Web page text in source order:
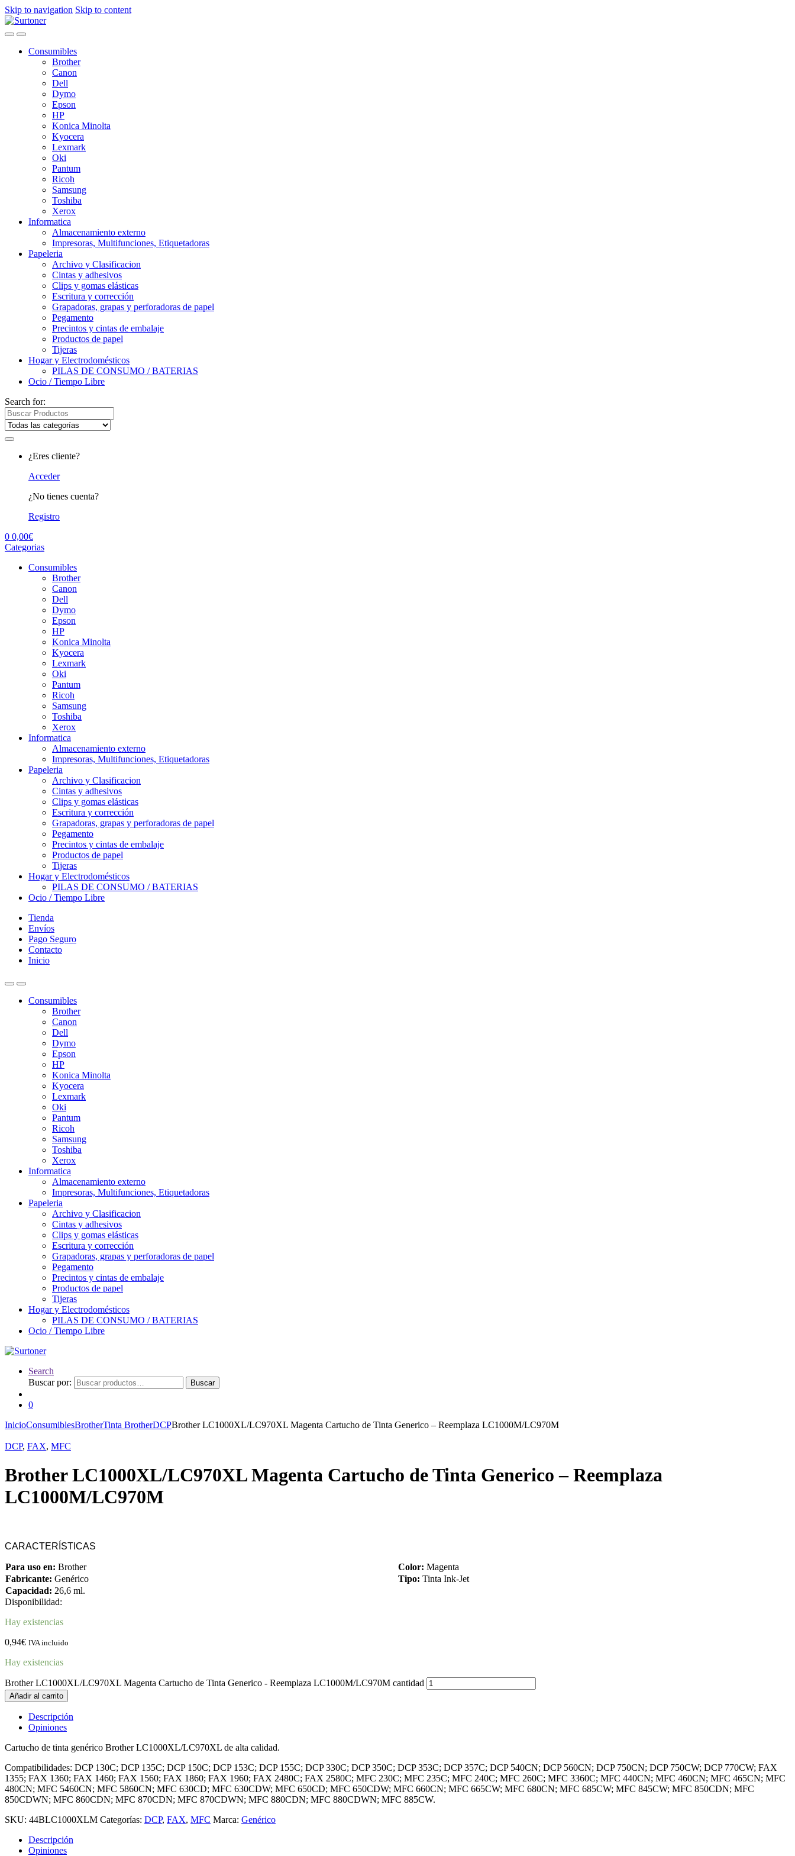
Skip to navigation Skip to content
Consumibles
Brother
Canon
Dell
Dymo
Epson
HP
Konica Minolta
Kyocera
Lexmark
Oki
Pantum
Ricoh
Samsung
Toshiba
Xerox
Informatica
Almacenamiento externo
Impresoras, Multifunciones, Etiquetadoras
Papeleria
Archivo y Clasificacion
Cintas y adhesivos
Clips y gomas elásticas
Escritura y corrección
Grapadoras, grapas y perforadoras de papel
Pegamento
Precintos y cintas de embalaje
Productos de papel
Tijeras
Hogar y Electrodomésticos
PILAS DE CONSUMO / BATERIAS
Ocio / Tiempo Libre
Search for:
¿Eres cliente?
Acceder
¿No tienes cuenta?
Registro
0 0,00€
Categorias
Consumibles
Brother
Canon
Dell
Dymo
Epson
HP
Konica Minolta
Kyocera
Lexmark
Oki
Pantum
Ricoh
Samsung
Toshiba
Xerox
Informatica
Almacenamiento externo
Impresoras, Multifunciones, Etiquetadoras
Papeleria
Archivo y Clasificacion
Cintas y adhesivos
Clips y gomas elásticas
Escritura y corrección
Grapadoras, grapas y perforadoras de papel
Pegamento
Precintos y cintas de embalaje
Productos de papel
Tijeras
Hogar y Electrodomésticos
PILAS DE CONSUMO / BATERIAS
Ocio / Tiempo Libre
Tienda
Envíos
Pago Seguro
Contacto
Inicio
Consumibles
Brother
Canon
Dell
Dymo
Epson
HP
Konica Minolta
Kyocera
Lexmark
Oki
Pantum
Ricoh
Samsung
Toshiba
Xerox
Informatica
Almacenamiento externo
Impresoras, Multifunciones, Etiquetadoras
Papeleria
Archivo y Clasificacion
Cintas y adhesivos
Clips y gomas elásticas
Escritura y corrección
Grapadoras, grapas y perforadoras de papel
Pegamento
Precintos y cintas de embalaje
Productos de papel
Tijeras
Hogar y Electrodomésticos
PILAS DE CONSUMO / BATERIAS
Ocio / Tiempo Libre
Search
Buscar por:
Buscar
0
InicioConsumiblesBrotherTinta BrotherDCPBrother LC1000XL/LC970XL Magenta Cartucho de Tinta Generico – Reemplaza LC1000M/LC970M
DCP, FAX, MFC
Brother LC1000XL/LC970XL Magenta Cartucho de Tinta Generico – Reemplaza
LC1000M/LC970M
CARACTERÍSTICAS
Para uso en: Brother Color: Magenta
Fabricante: Genérico Tipo: Tinta Ink-Jet
Capacidad: 26,6 ml.
Disponibilidad:
Hay existencias
0,94€ IVA incluido
Hay existencias
Brother LC1000XL/LC970XL Magenta Cartucho de Tinta Generico - Reemplaza LC1000M/LC970M cantidad
Añadir al carrito
Descripción
Opiniones
Cartucho de tinta genérico Brother LC1000XL/LC970XL de alta calidad.
Compatibilidades: DCP 130C; DCP 135C; DCP 150C; DCP 153C; DCP 155C; DCP 330C; DCP 350C; DCP 353C; DCP 357C; DCP 540CN; DCP 560CN; DCP 750CN; DCP 750CW; DCP 770CW; FAX
1355; FAX 1360; FAX 1460; FAX 1560; FAX 1860; FAX 1960; FAX 2480C; FAX 2580C; MFC 230C; MFC 235C; MFC 240C; MFC 260C; MFC 3360C; MFC 440CN; MFC 460CN; MFC 465CN; MFC
480CN; MFC 5460CN; MFC 5860CN; MFC 630CD; MFC 630CDW; MFC 650CD; MFC 650CDW; MFC 660CN; MFC 665CW; MFC 680CN; MFC 685CW; MFC 845CW; MFC 850CDN; MFC
850CDWN; MFC 860CDN; MFC 870CDN; MFC 870CDWN; MFC 880CDN; MFC 880CDWN; MFC 885CW.
SKU: 44BLC1000XLM Categorías: DCP, FAX, MFC Marca: Genérico
Descripción
Opiniones